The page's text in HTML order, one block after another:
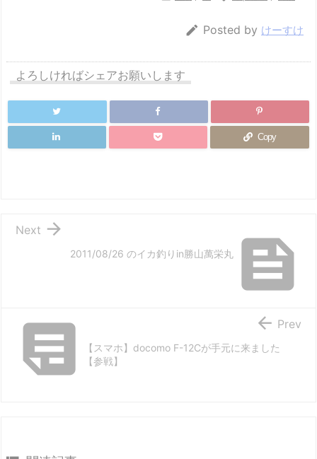
 Posted by けーすけ
よろしければシェアお願いします
Copy

2011/08/26 のイカ釣りin勝山萬栄丸

Next

【スマホ】docomo F-12Cが手元に来ました
【参戦】
 Prev